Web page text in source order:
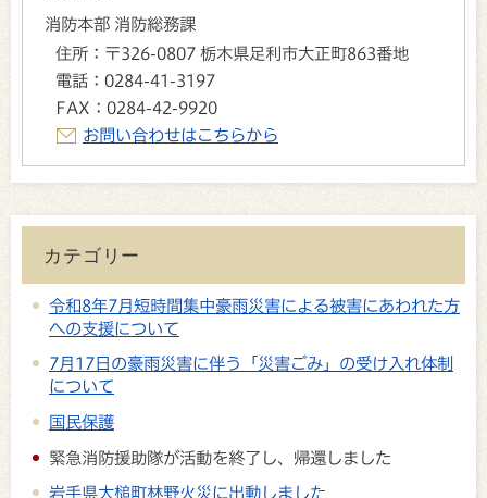
消防本部 消防総務課
住所： 〒326-0807 栃木県足利市大正町863番地
電話： 0284-41-3197
FAX： 0284-42-9920
お問い合わせはこちらから
カテゴリー
令和8年7月短時間集中豪雨災害による被害にあわれた方
への支援について
7月17日の豪雨災害に伴う「災害ごみ」の受け入れ体制
について
国民保護
緊急消防援助隊が活動を終了し、帰還しました
岩手県大槌町林野火災に出動しました